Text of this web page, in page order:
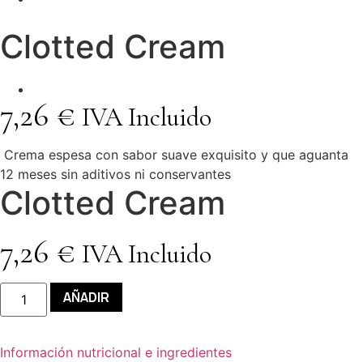
Clotted Cream
7,26 € IVA Incluido
Crema espesa con sabor suave exquisito y que aguanta
12 meses sin aditivos ni conservantes
Clotted Cream
7,26 € IVA Incluido
Clotted
Cream
quantity
AÑADIR
Información nutricional e ingredientes